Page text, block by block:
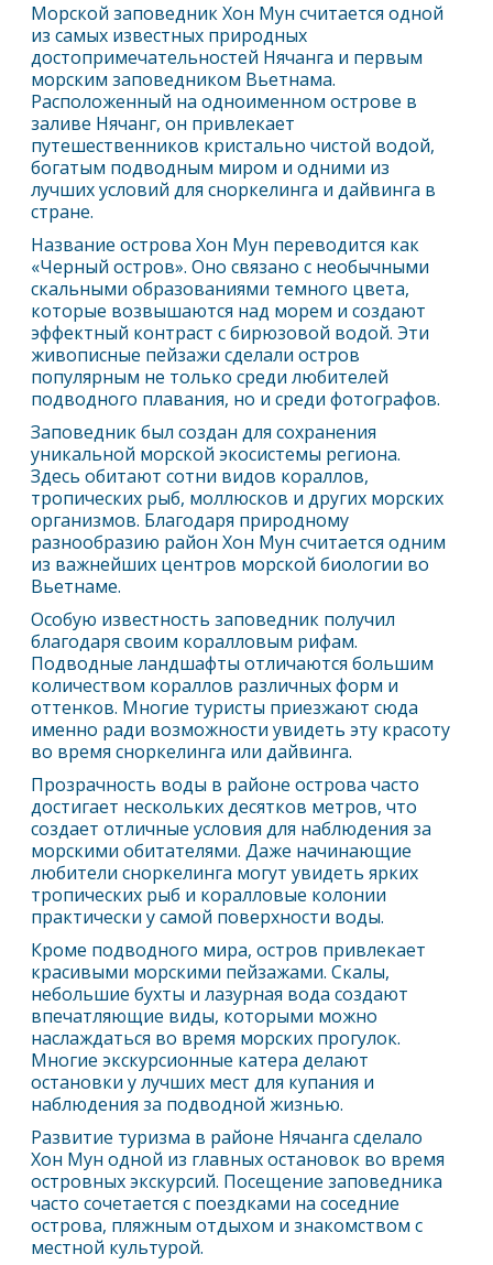
Морской заповедник Хон Мун считается одной
из самых известных природных
достопримечательностей Нячанга и первым
морским заповедником Вьетнама.
Расположенный на одноименном острове в
заливе Нячанг, он привлекает
путешественников кристально чистой водой,
богатым подводным миром и одними из
лучших условий для сноркелинга и дайвинга в
стране.
Название острова Хон Мун переводится как
«Черный остров». Оно связано с необычными
скальными образованиями темного цвета,
которые возвышаются над морем и создают
эффектный контраст с бирюзовой водой. Эти
живописные пейзажи сделали остров
популярным не только среди любителей
подводного плавания, но и среди фотографов.
Заповедник был создан для сохранения
уникальной морской экосистемы региона.
Здесь обитают сотни видов кораллов,
тропических рыб, моллюсков и других морских
организмов. Благодаря природному
разнообразию район Хон Мун считается одним
из важнейших центров морской биологии во
Вьетнаме.
Особую известность заповедник получил
благодаря своим коралловым рифам.
Подводные ландшафты отличаются большим
количеством кораллов различных форм и
оттенков. Многие туристы приезжают сюда
именно ради возможности увидеть эту красоту
во время сноркелинга или дайвинга.
Прозрачность воды в районе острова часто
достигает нескольких десятков метров, что
создает отличные условия для наблюдения за
морскими обитателями. Даже начинающие
любители сноркелинга могут увидеть ярких
тропических рыб и коралловые колонии
практически у самой поверхности воды.
Кроме подводного мира, остров привлекает
красивыми морскими пейзажами. Скалы,
небольшие бухты и лазурная вода создают
впечатляющие виды, которыми можно
наслаждаться во время морских прогулок.
Многие экскурсионные катера делают
остановки у лучших мест для купания и
наблюдения за подводной жизнью.
Развитие туризма в районе Нячанга сделало
Хон Мун одной из главных остановок во время
островных экскурсий. Посещение заповедника
часто сочетается с поездками на соседние
острова, пляжным отдыхом и знакомством с
местной культурой.